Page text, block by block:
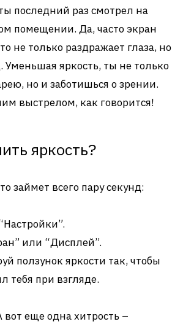
последний раз смотрел на
помещении. Да, часто экран
не только раздражает глаза, но
Уменьшая яркость, ты не только
но и заботишься о зрении.
выстрелом, как говорится!
яркость?
займет всего пару секунд:
или “Дисплей”.
ползунок яркости так, чтобы
тебя при взгляде.
вот еще одна хитрость –